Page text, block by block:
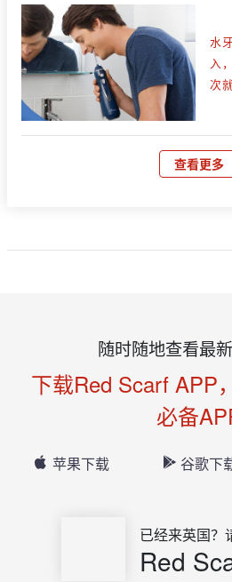
水
入
次
查看更多
随时随地查看最
下载Red Scarf APP
必备
苹果下载 谷歌下
已经来英国？
Red